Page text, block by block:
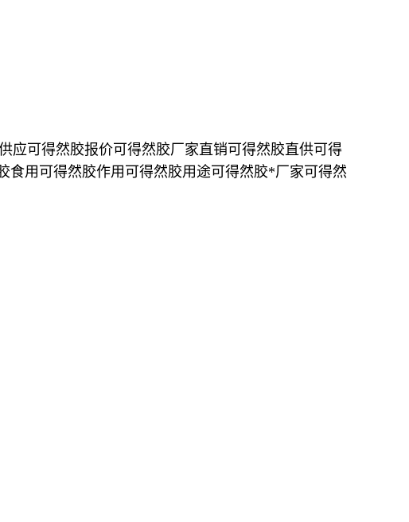
应可得然胶报价可得然胶厂家直销可得然胶直供可得
食用可得然胶作用可得然胶用途可得然胶*厂家可得然